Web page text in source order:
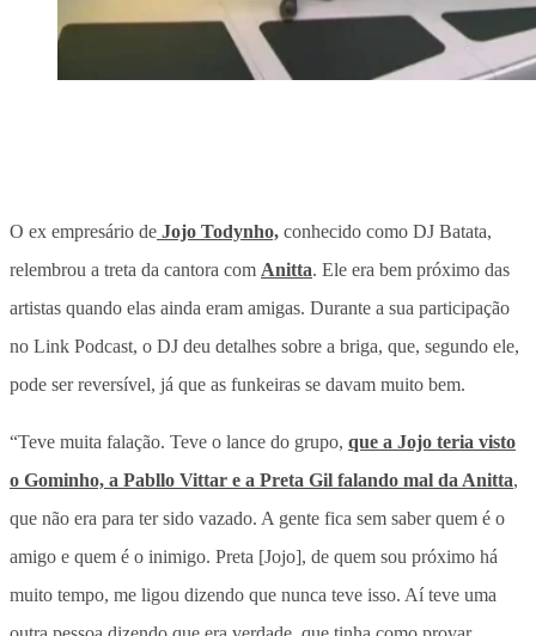
O ex empresário de Jojo Todynho, conhecido como DJ Batata,
relembrou a treta da cantora com Anitta. Ele era bem próximo das
artistas quando elas ainda eram amigas. Durante a sua participação
no Link Podcast, o DJ deu detalhes sobre a briga, que, segundo ele,
pode ser reversível, já que as funkeiras se davam muito bem.
“Teve muita falação. Teve o lance do grupo, que a Jojo teria visto
o Gominho, a Pabllo Vittar e a Preta Gil falando mal da Anitta,
que não era para ter sido vazado. A gente fica sem saber quem é o
amigo e quem é o inimigo. Preta [Jojo], de quem sou próximo há
muito tempo, me ligou dizendo que nunca teve isso. Aí teve uma